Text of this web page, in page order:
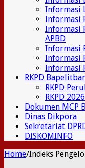
Informasi
Informasi
Informasi
APBD
Informasi
Informasi
Informasi
RKPD
RKPD
RKPD 2026
Dokumen MCP
Dinas Dikpora
Sekretariat
DISKOMINFO
Home/Indeks